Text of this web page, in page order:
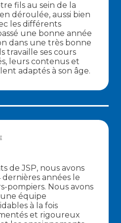
fils au sein de la
déroulée, aussi bien
les différents
une bonne année
dans une très bonne
travaille ses cours
leurs contenus et
adaptés à son âge.
de JSP, nous avons
années le
pompiers. Nous avons
équipe
à la fois
et rigoureux